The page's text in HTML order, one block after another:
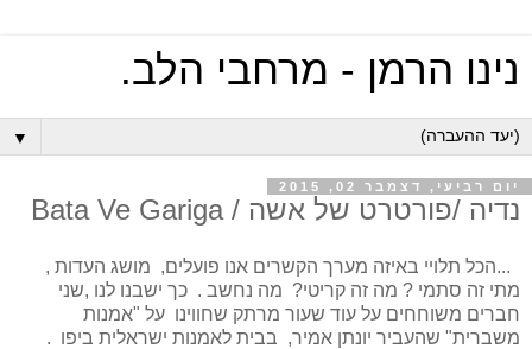
נינו הרמן - מרחבי הלב.
▼
יום רביעי, דצמבר 02, 2015
נדיה /פורטרט של אשה / Bata Ve Gariga
...הכל תלויי באיזה מערך הקשרים אנו פועלים, מושג העדות ,
מתי זה סתמי ? מה זה קריטי? מה נחשב . כך ישבנו לנו ,שני
חברים משוחחים על עוד שעור מרתק שחווינו על "אמנות
משברית" שהעביר יונתן אמיר, בבית לאמנות ישראלית ביפו .